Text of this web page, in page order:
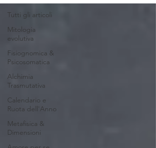
Tutti gli articoli
Mitologia
evolutiva
Fisiognomica &
Psicosomatica
Alchimia
Trasmutativa
Calendario e
Ruota dell'Anno
Metafisica &
Dimensioni